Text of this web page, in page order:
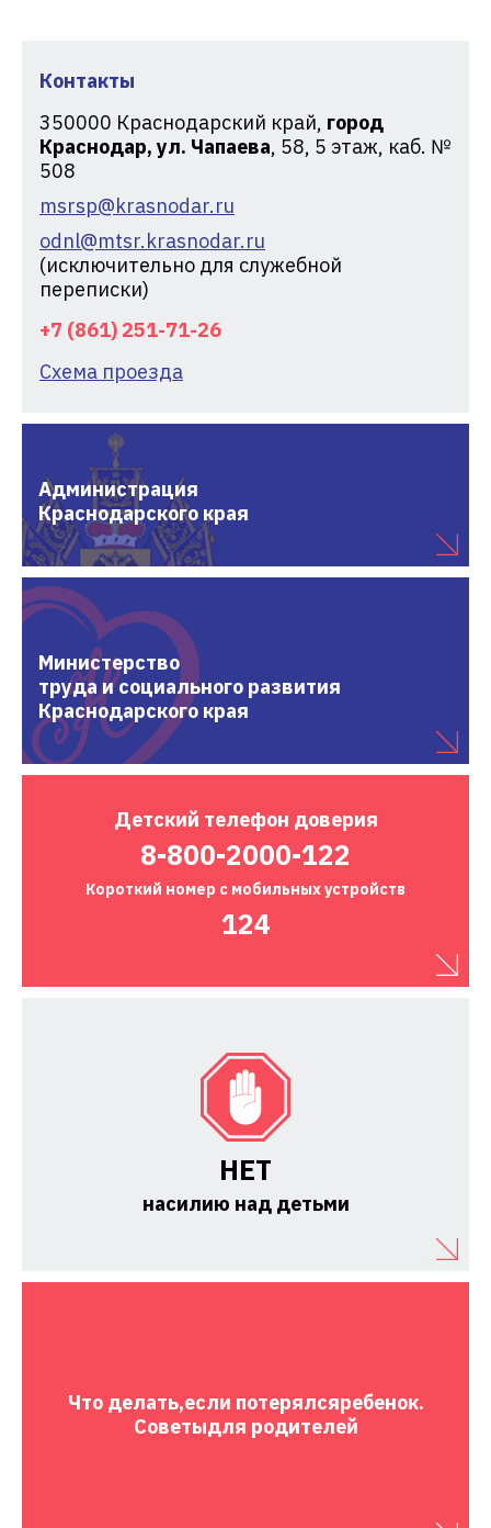
Контакты
350000 Краснодарский край, город
Краснодар, ул. Чапаева, 58, 5 этаж, каб. №
508
msrsp@krasnodar.ru
odnl@mtsr.krasnodar.ru
(исключительно для служебной
переписки)
+7 (861) 251-71-26
Схема проезда
Администрация
Краснодарского края
Министерство
труда и социального развития
Краснодарского края
Детский телефон доверия
8-800-2000-122
Короткий номер с мобильных устройств
124
НЕТ
насилию над детьми
Что делать,если потерялсяребенок.
Советыдля родителей